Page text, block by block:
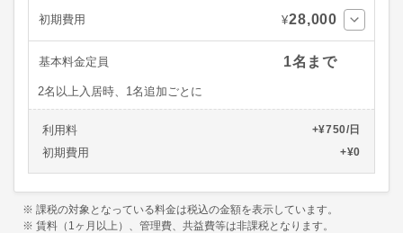
初期費用 ¥28,000
基本料金定員 1名まで
2名以上入居時、1名追加ごとに
利用料 +¥750/日
初期費用 +¥0
※ 課税の対象となっている料金は税込の金額を表示しています。
※ 賃料（1ヶ月以上）、管理費、共益費等は非課税となります。